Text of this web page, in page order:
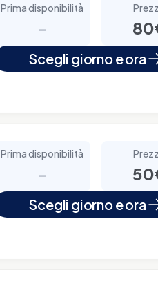
Prima disponibilità
-
Scegli giorno e ora
Prima disponibilità
-
Scegli giorno e ora